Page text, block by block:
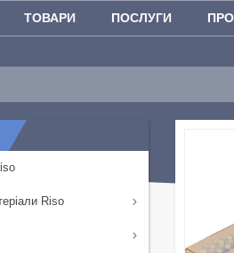
ТОВАРИ ПОСЛУГИ
Riso